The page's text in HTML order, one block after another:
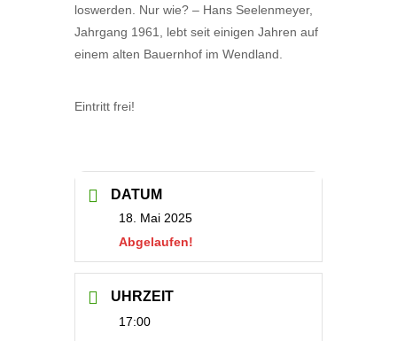
loswerden. Nur wie? – Hans Seelenmeyer,
Jahrgang 1961, lebt seit einigen Jahren auf
einem alten Bauernhof im Wendland.
Eintritt frei!
DATUM
18. Mai 2025
Abgelaufen!
UHRZEIT
17:00